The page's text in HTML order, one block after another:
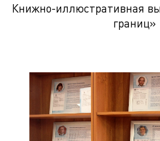
Книжно-иллюстративная
границ»